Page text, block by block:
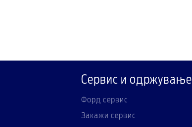
Сервис и одржување
Форд сервис
Закажи сервис